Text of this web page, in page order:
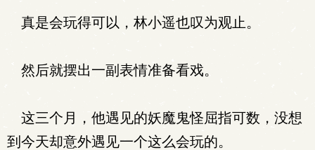
真是会玩得可以，林小遥也叹为观止。
然后就摆出一副表情准备看戏。
这三个月，他遇见的妖魔鬼怪屈指可数，没想
到今天却意外遇见一个这么会玩的。